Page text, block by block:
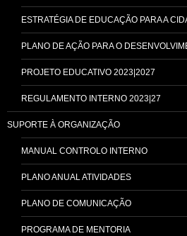
ESTRATÉGIA DE EDUCAÇÃO PARA A
PLANO DE AÇÃO PARA O
PROJETO EDUCATIVO 2023|2027
REGULAMENTO INTERNO 2023|27
SUPORTE À ORGANIZAÇÃO
MANUAL CONTROLO INTERNO
PLANO ANUAL ATIVIDADES
PLANO DE COMUNICAÇÃO
PROGRAMA DE MENTORIA